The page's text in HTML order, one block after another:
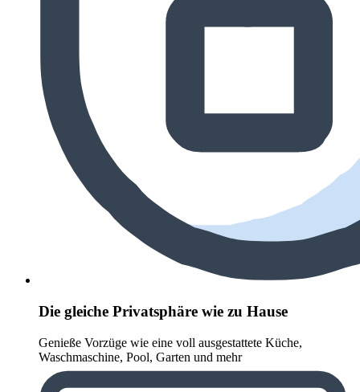
Die gleiche Privatsphäre wie zu Hause
Genieße Vorzüge wie eine voll ausgestattete Küche,
Waschmaschine, Pool, Garten und mehr